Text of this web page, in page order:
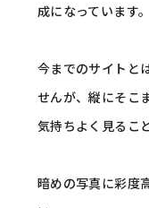
成になっています。
今までのサイトと
せんが、縦にそこ
気持ちよく見るこ
暗めの写真に彩度